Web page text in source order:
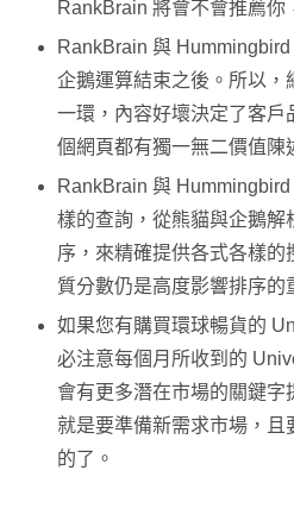
RankBrain 將會不會推薦你
RankBrain 與
企鵝運算結束之後。所以，
一環，內容好壞決定了客戶
個網頁都有獨一無二價值陳
RankBrain 與
樣的查詢，從熊貓與企鵝解
序，來精確提供各式各樣的
質分數仍是高度影響排序的
如果您有購買環球暢貨的
必注意每個月所收到的
會有更多潛在市場的關鍵字
就是要準備新需求市場，且
的了。